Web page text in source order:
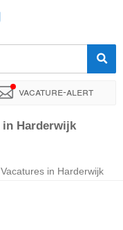
Vacature-alert
in Harderwijk
in Harderwijk